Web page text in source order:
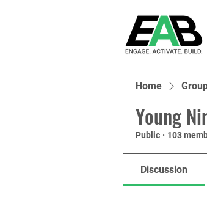
Home
Young
Public · 103
Discussion